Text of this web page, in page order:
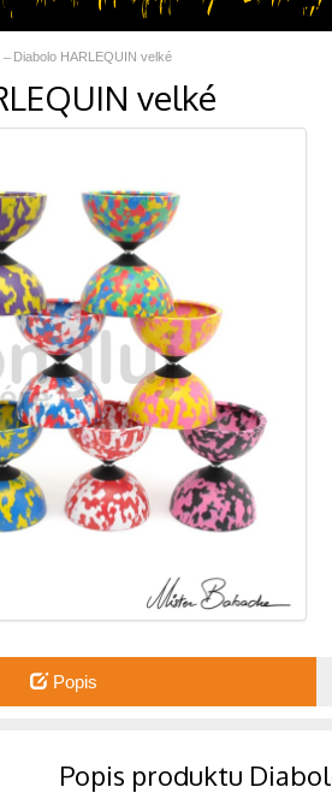
Diabolo HARLEQUIN velké
velké
Popis
Popis produktu